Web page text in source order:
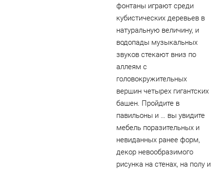
фонтаны играют среди
кубистических деревьев в
натуральную величину, и
водопады музыкальных
звуков стекают вниз по
аллеям с
головокружительных
вершин четырех гигантских
башен. Пройдите в
павильоны и … вы увидите
мебель поразительных и
невиданных ранее форм,
декор невообразимого
рисунка на стенах, на полу и